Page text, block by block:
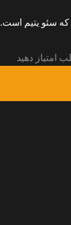
که سئو یتیم است.
امتیاز دهید